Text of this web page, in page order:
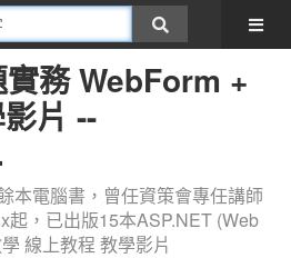
務 WebForm +
片 --
本電腦書，曾任資策會專任講師
起，已出版15本ASP.NET (Web
線上教程 教學影片